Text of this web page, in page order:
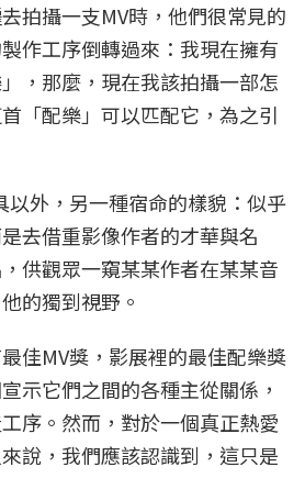
拍攝一支MV時，他們很常見的
作工序倒轉過來：我現在擁有
，那麼，現在我該拍攝一部怎
「配樂」可以匹配它，為之引
以外，另一種宿命的樣貌：似乎
去借重影像作者的才華與名
供觀眾一窺某某作者在某某音
的獨到視野。
佳MV獎，影展裡的最佳配樂獎
示它們之間的各種主從關係，
序。然而，對於一個真正熱愛
說，我們應該認識到，這只是